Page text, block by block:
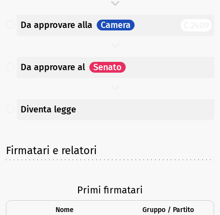
Da approvare alla Camera
Da approvare al Senato
Diventa legge
Firmatari e relatori
Primi firmatari
Nome Gruppo / Partito